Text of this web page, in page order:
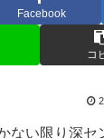
Facebook
コ
ない限り深セ